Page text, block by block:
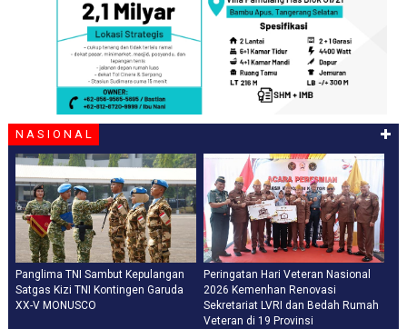
N A S I O N A L
Panglima TNI Sambut Kepulangan
Satgas Kizi TNI Kontingen Garuda
XX-V MONUSCO
Peringatan Hari Veteran Nasional
2026 Kemenhan Renovasi
Sekretariat LVRI dan Bedah Rumah
Veteran di 19 Provinsi